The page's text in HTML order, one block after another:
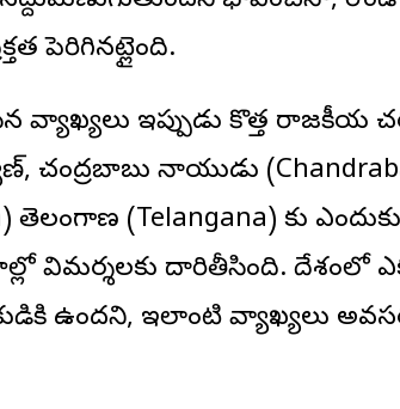
పెరిగినట్లైంది.
ఇప్పుడు కొత్త రాజకీయ
చంద్రబాబు నాయుడు
(Telangana) కు ఎందుకు
విమర్శలకు దారితీసింది. దేశంలో
ఉందని, ఇలాంటి వ్యాఖ్యలు